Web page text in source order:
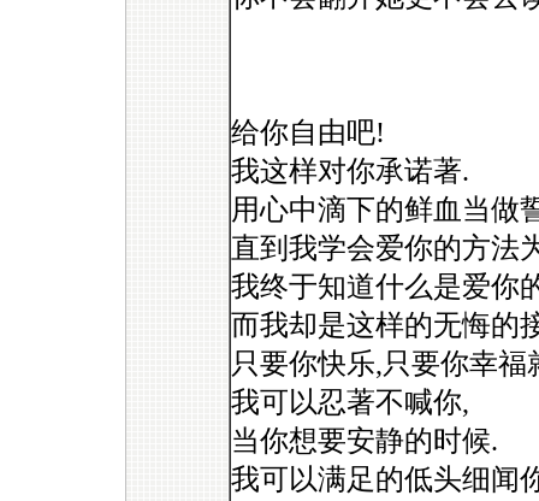
给你自由吧!
我这样对你承诺著.
用心中滴下的鲜血当做
直到我学会爱你的方法
我终于知道什么是爱你
而我却是这样的无悔的
只要你快乐,只要你幸福
我可以忍著不喊你,
当你想要安静的时候.
我可以满足的低头细闻